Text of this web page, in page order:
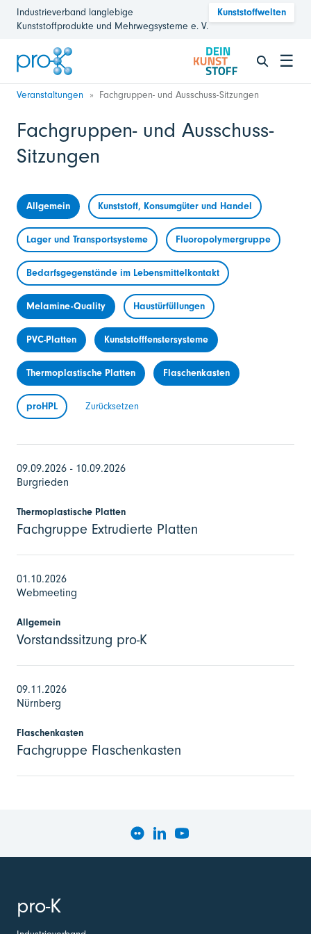
Industrieverband langlebige
Kunststoffprodukte und Mehrwegsysteme e. V.
Kunststoffwelten
☰
Veranstaltungen Fachgruppen- und Ausschuss-Sitzungen
Fachgruppen- und Ausschuss-
Sitzungen
Allgemein Kunststoff, Konsumgüter und Handel
Lager und Transportsysteme Fluoropolymergruppe
Bedarfsgegenstände im Lebensmittelkontakt
Melamine-Quality Haustürfüllungen
PVC-Platten Kunststofffenstersysteme
Thermoplastische Platten Flaschenkasten
proHPL Zurücksetzen
09.09.2026 - 10.09.2026
Burgrieden
Thermoplastische Platten
Fachgruppe Extrudierte Platten
01.10.2026
Webmeeting
Allgemein
Vorstandssitzung pro-K
09.11.2026
Nürnberg
Flaschenkasten
Fachgruppe Flaschenkasten
pro-K